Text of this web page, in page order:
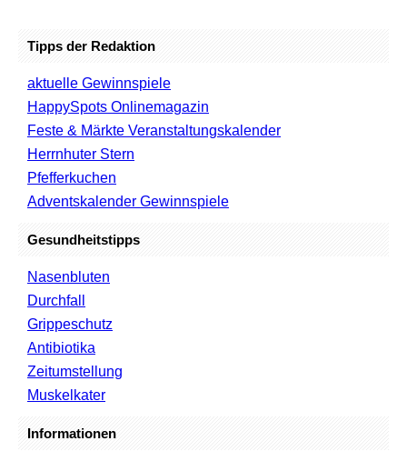
Tipps der Redaktion
aktuelle Gewinnspiele
HappySpots Onlinemagazin
Feste & Märkte Veranstaltungskalender
Herrnhuter Stern
Pfefferkuchen
Adventskalender Gewinnspiele
Gesundheitstipps
Nasenbluten
Durchfall
Grippeschutz
Antibiotika
Zeitumstellung
Muskelkater
Informationen